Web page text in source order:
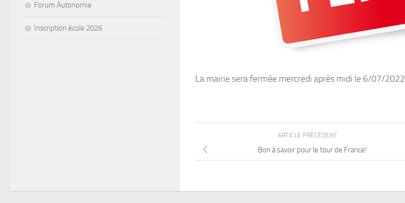
La mairie sera fermée mercredi après midi le 6/07/2022
ARTICLE PRÉCÉDENT
Bon à savoir pour le tour de France!
Forum Autonomie
Inscription école 2026